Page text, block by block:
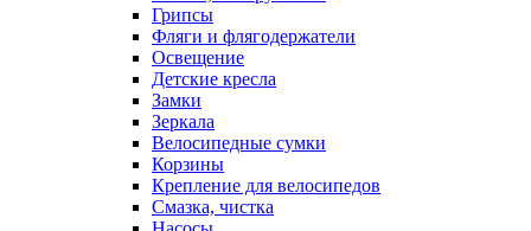
Грипсы
Фляги и флягодержатели
Освещение
Детские кресла
Замки
Зеркала
Велосипедные сумки
Корзины
Крепление для велосипедов
Смазка, чистка